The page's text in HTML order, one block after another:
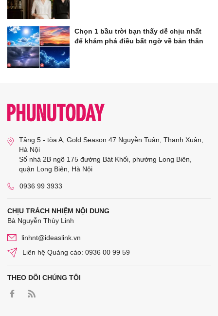
Chọn 1 bầu trời bạn thấy dễ chịu nhất
để khám phá điều bất ngờ về bản thân
Tầng 5 - tòa A, Gold Season 47 Nguyễn Tuân, Thanh Xuân,
Hà Nội
Số nhà 2B ngõ 175 đường Bát Khối, phường Long Biên,
quận Long Biên, Hà Nội
0936 99 3933
CHỊU TRÁCH NHIỆM NỘI DUNG
Bà Nguyễn Thùy Linh
linhnt@ideaslink.vn
Liên hệ Quảng cáo: 0936 00 99 59
THEO DÕI CHÚNG TÔI